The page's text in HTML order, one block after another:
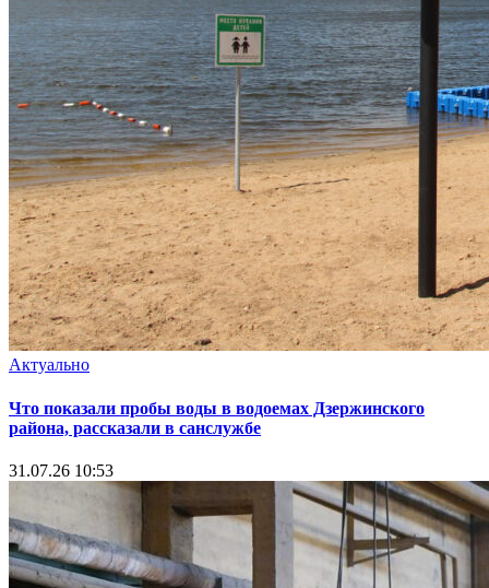
Актуально
Что показали пробы воды в водоемах Дзержинского
района, рассказали в санслужбе
31.07.26 10:53